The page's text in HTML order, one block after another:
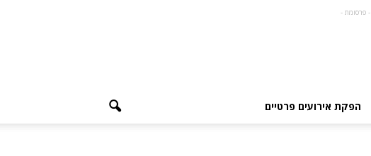
- פרסומת -
הפקת אירועים פרטיים